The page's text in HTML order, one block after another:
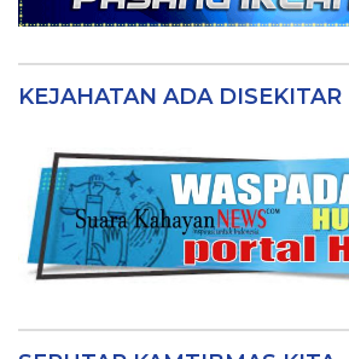
KEJAHATAN ADA DISEKITAR